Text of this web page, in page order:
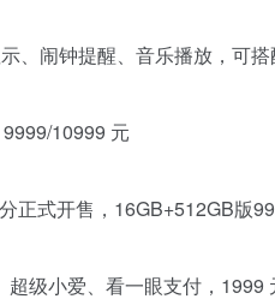
、闹钟提醒、音乐播放，可搭
10999 元
式开售，16GB+512GB版
级小爱、看一眼支付，1999